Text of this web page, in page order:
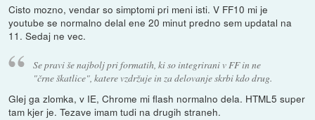
Cisto mozno, vendar so simptomi pri meni isti. V FF10 mi je
youtube se normalno delal ene 20 minut predno sem updatal na
11. Sedaj ne vec.
Se pravi še najbolj pri formatih, ki so integrirani v FF in ne
"črne škatlice", katere vzdržuje in za delovanje skrbi kdo drug.
Glej ga zlomka, v IE, Chrome mi flash normalno dela. HTML5 super
tam kjer je. Tezave imam tudi na drugih straneh.